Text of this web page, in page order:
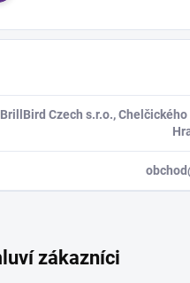
BrillBird Czech s.r.o.,